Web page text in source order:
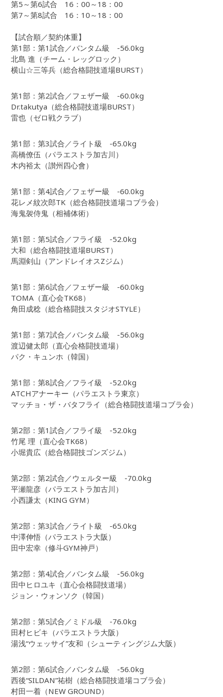
第5～第6試合 16：00～18：00
第7～第8試合 16：10～18：00
【試合順／契約体重】
第1部：第1試合／バンタム級 -56.0kg
北島 進（チーム・レッグロック）
横山☆三等兵（総合格闘技道場BURST）
第1部：第2試合／フェザー級 -60.0kg
Dr.takutya（総合格闘技道場BURST）
雷也（ゼロ戦クラブ）
第1部：第3試合／ライト級 -65.0kg
高橋僚伍（パラエストラ加古川）
木内裕太（讃州四心會）
第1部：第4試合／フェザー級 -60.0kg
花レメ紋次郎TK（総合格闘技道場コブラ会）
海鬼袈侍鬼（相補体術）
第1部：第5試合／フライ級 -52.0kg
大和（総合格闘技道場BURST）
馬淵剣山（アンドレイオスZジム）
第1部：第6試合／フェザー級 -60.0kg
TOMA（直心会TK68）
角田成稔（総合格闘技スタジオSTYLE）
第1部：第7試合／バンタム級 -56.0kg
渡辺健太郎（直心会格闘技道場）
パク・キュンホ（韓国）
第1部：第8試合／フライ級 -52.0kg
ATCHアナーキー（パラエストラ東京）
マッチョ・ザ・バタフライ（総合格闘技道場コブラ会）
第2部：第1試合／フライ級 -52.0kg
竹尾 理（直心会TK68）
小堀貴広（総合格闘技ゴンズジム）
第2部：第2試合／ウェルター級 -70.0kg
平瀬龍彦（パラエストラ加古川）
小西謙太（KING GYM）
第2部：第3試合／ライト級 -65.0kg
中澤伸悟（パラエストラ大阪）
田中宏幸（修斗GYM神戸）
第2部：第4試合／バンタム級 -56.0kg
田中ヒロユキ（直心会格闘技道場）
ジョン・ウォンソク（韓国）
第2部：第5試合／ミドル級 -76.0kg
田村ヒビキ（パラエストラ大阪）
湯浅“ウェッサイ”友和（シューティングジム大阪）
第2部：第6試合／バンタム級 -56.0kg
西後“SILDAN”祐樹（総合格闘技道場コブラ会）
村田一着（NEW GROUND）